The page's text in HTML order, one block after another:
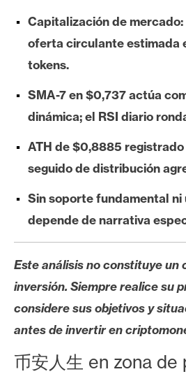
I
A
A
á
l
s
i
s
N
o
t
s
Capitalización de mercado:
oferta circulante estimada
tokens.
SMA-7 en $0,737 actúa
dinámica; el RSI diario
ATH de $0,8885 registrado
seguido de distribución
Sin soporte fundamental
depende de narrativa
Este análisis no constituye un
inversión. Siempre realice su
considere sus objetivos y
antes de invertir en
币安人生 en zona de